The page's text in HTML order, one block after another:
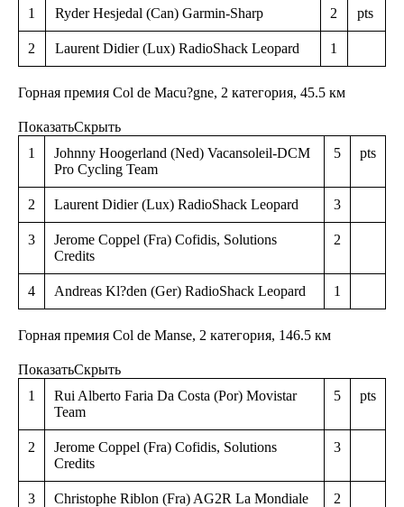
1
Ryder Hesjedal (Can) Garmin-Sharp 2 pts
2 Laurent Didier (Lux) RadioShack Leopard 1
Горная премия Col de Macu?gne, 2 категория, 45.5 км
ПоказатьСкрыть
1
Johnny Hoogerland (Ned) Vacansoleil-DCM
Pro Cycling Team
5 pts
2 Laurent Didier (Lux) RadioShack Leopard 3
3
Jerome Coppel (Fra) Cofidis, Solutions
Credits
2
4 Andreas Kl?den (Ger) RadioShack Leopard 1
Горная премия Col de Manse, 2 категория, 146.5 км
ПоказатьСкрыть
1
Rui Alberto Faria Da Costa (Por) Movistar
Team
5 pts
2
Jerome Coppel (Fra) Cofidis, Solutions
Credits
3
3 Christophe Riblon (Fra) AG2R La Mondiale 2